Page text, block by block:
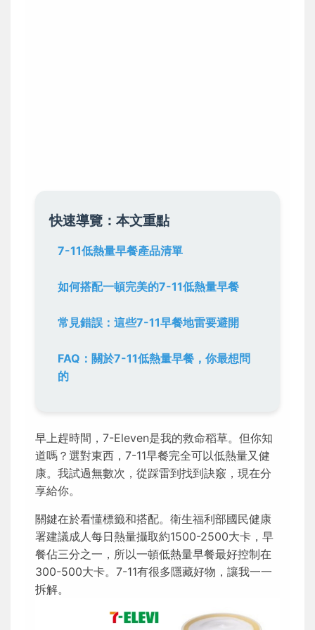
快速導覽：本文重點
7-11低熱量早餐產品清單
如何搭配一頓完美的7-11低熱量早餐
常見錯誤：這些7-11早餐地雷要避開
FAQ：關於7-11低熱量早餐，你最想問
的
早上趕時間，7-Eleven是我的救命稻草。但你知
道嗎？選對東西，7-11早餐完全可以低熱量又健
康。我試過無數次，從踩雷到找到訣竅，現在分
享給你。
關鍵在於看懂標籤和搭配。衛生福利部國民健康
署建議成人每日熱量攝取約1500-2500大卡，早
餐佔三分之一，所以一頓低熱量早餐最好控制在
300-500大卡。7-11有很多隱藏好物，讓我一一
拆解。